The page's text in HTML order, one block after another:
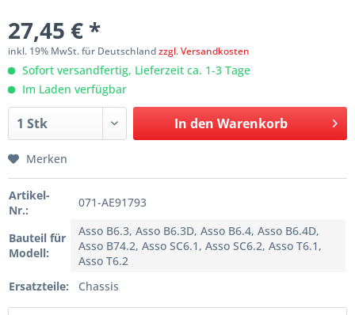
27,45 € *
inkl. 19% MwSt. für Deutschlandzzgl. Versandkosten
Sofort versandfertig, Lieferzeit ca. 1-3 Tage
Im Laden verfügbar
In den Warenkorb
Merken
Artikel-
Nr.:
071-AE91793
Bauteil für
Modell:
Asso B6.3, Asso B6.3D, Asso B6.4, Asso B6.4D,
Asso B74.2, Asso SC6.1, Asso SC6.2, Asso T6.1,
Asso T6.2
Ersatzteile:
Chassis